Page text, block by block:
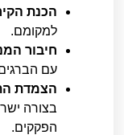
הכנת
למקומם.
חיבור
עם
הצמדת
בצורה
הפקקים.